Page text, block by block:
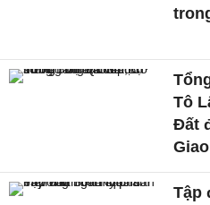
Tô
Đất
Tập